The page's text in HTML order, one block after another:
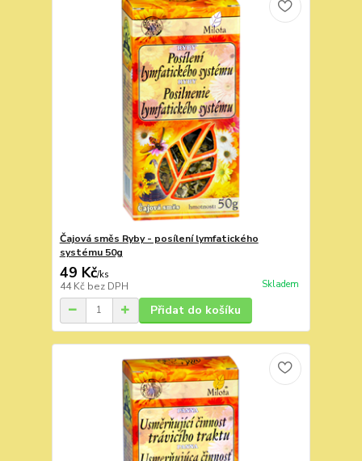
Čajová směs Ryby - posílení lymfatického
systému 50g
49 Kč/ks
44 Kč bez DPH Skladem
Přidat do košíku